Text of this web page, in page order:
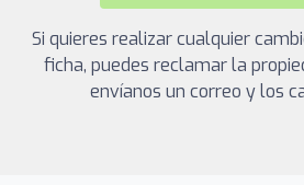
Si quieres realizar cualquier
ficha, puedes reclamar la
envíanos un correo y los